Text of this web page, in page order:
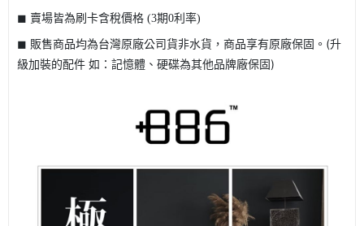
◼ 賣場皆為刷卡含稅價格 (3期0利率)
◼ 販售商品均為台灣原廠公司貨非水貨，商品享有原廠保固。(升
級加裝的配件 如：記憶體、硬碟為其他品牌廠保固)